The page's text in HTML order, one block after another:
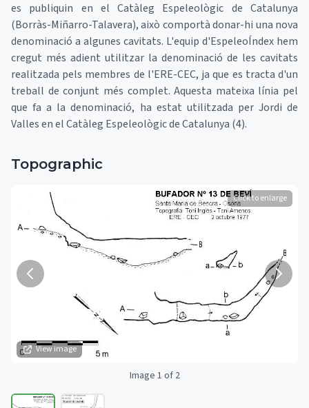
es publiquin en el Catàleg Espeleològic de Catalunya
(Borràs-Miñarro-Talavera), això comportà donar-hi una nova
denominació a algunes cavitats. L'equip d'EspeleoÍndex hem
cregut més adient utilitzar la denominació de les cavitats
realitzada pels membres de l'ERE-CEC, ja que es tracta d'un
treball de conjunt més complet. Aquesta mateixa línia pel
que fa a la denominació, ha estat utilitzada per Jordi de
Valles en el Catàleg Espeleològic de Catalunya (4).
Topographic
View image
Click to enlarge
Image 1 of 2